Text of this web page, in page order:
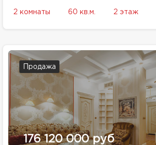
2 комнаты 60 кв.м. 2 этаж
Продажа
176 120 000 руб